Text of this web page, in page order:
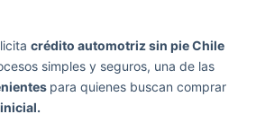
crédito automotriz sin pie Chile
simples y seguros, una de las
para quienes buscan comprar